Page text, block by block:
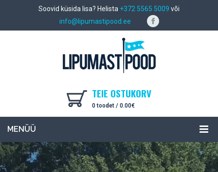
Soovid küsida lisa? Helista +372 5565 5009 või
info@lipumastipood.ee
TEIE OSTUKORV
0 toodet / 0.00€
MENÜÜ
PROJECTOR